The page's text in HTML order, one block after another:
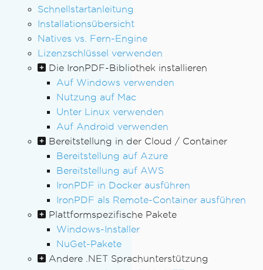
Schnellstartanleitung
Installationsübersicht
Natives vs. Fern-Engine
Lizenzschlüssel verwenden
Die IronPDF-Bibliothek installieren
Auf Windows verwenden
Nutzung auf Mac
Unter Linux verwenden
Auf Android verwenden
Bereitstellung in der Cloud / Container
Bereitstellung auf Azure
Bereitstellung auf AWS
IronPDF in Docker ausführen
IronPDF als Remote-Container ausführen
Plattformspezifische Pakete
Windows-Installer
NuGet-Pakete
Andere .NET Sprachunterstützung